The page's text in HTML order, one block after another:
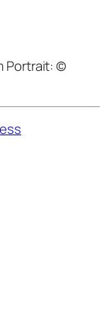
Portrait: ©